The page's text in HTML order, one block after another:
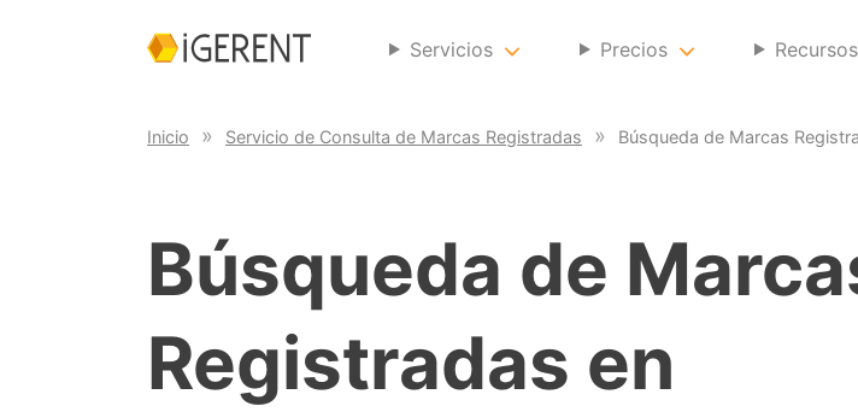
Servicios Precios Recursos
Inicio Servicio de Consulta de Marcas Registradas Búsqueda de Marcas
Búsqueda de
Registradas en